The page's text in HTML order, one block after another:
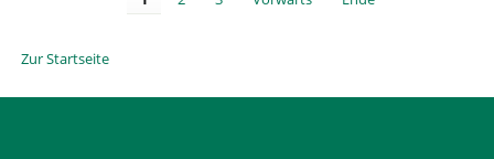
Zur Startseite